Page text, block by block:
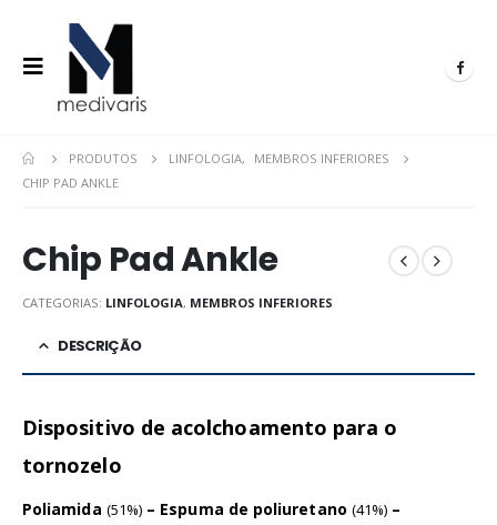
PRODUTOS LINFOLOGIA,
MEMBROS INFERIORES
CHIP PAD ANKLE
Chip Pad Ankle
CATEGORIAS: LINFOLOGIA, MEMBROS INFERIORES
DESCRIÇÃO
Dispositivo de acolchoamento para o
tornozelo
Poliamida (51%) – Espuma de poliuretano (41%) –